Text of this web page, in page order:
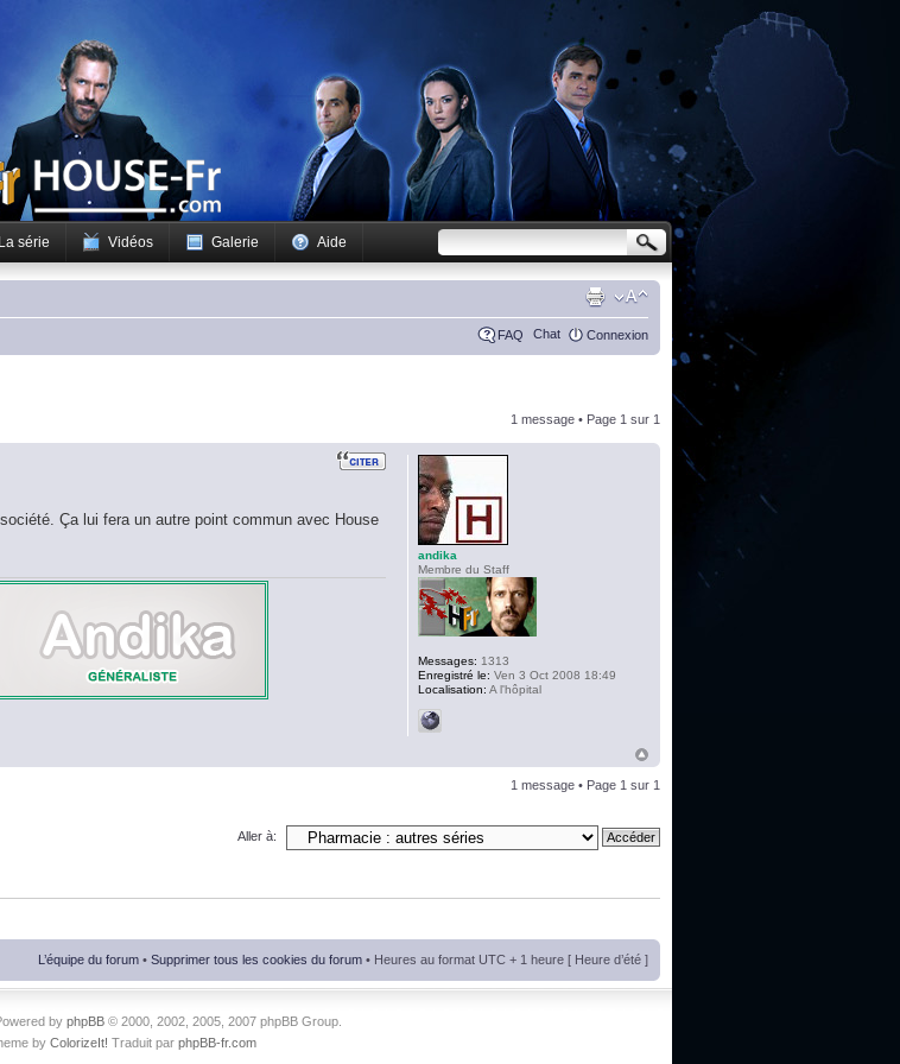
La série Vidéos Galerie Aide
FAQ Chat Connexion
1 message • Page 1 sur 1
Ça lui fera un autre point commun avec House
andika
Membre du Staff
Messages: 1313
Enregistré le: Ven 3 Oct 2008 18:49
Localisation: A l'hôpital
1 message • Page 1 sur 1
Aller à:
L’équipe du forum • Supprimer tous les cookies du forum • Heures au format UTC + 1 heure [ Heure d’été ]
by phpBB© 2000, 2002, 2005, 2007 phpBB Group.
by ColorizeIt! Traduit par phpBB-fr.com